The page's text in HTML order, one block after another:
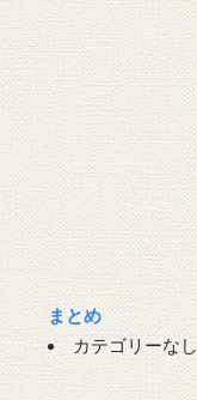
まとめ
カテゴリーなし